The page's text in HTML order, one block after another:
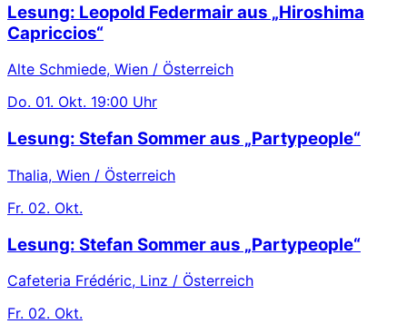
Lesung: Leopold Federmair aus „Hiroshima
Capriccios“
Alte Schmiede, Wien / Österreich
Do. 01. Okt. 19:00 Uhr
Lesung: Stefan Sommer aus „Partypeople“
Thalia, Wien / Österreich
Fr. 02. Okt.
Lesung: Stefan Sommer aus „Partypeople“
Cafeteria Frédéric, Linz / Österreich
Fr. 02. Okt.